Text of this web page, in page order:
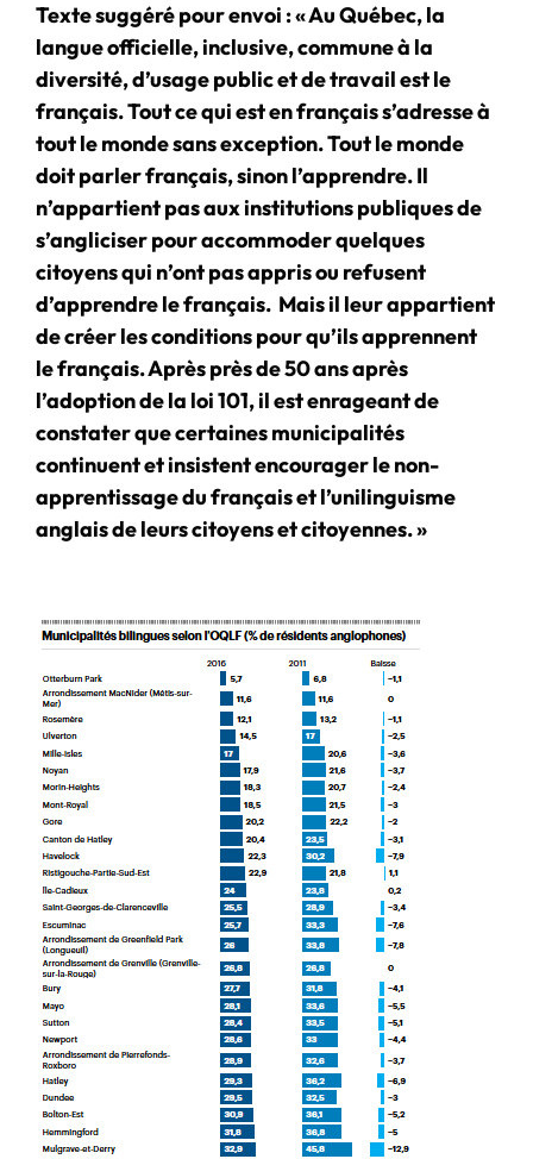
Texte suggéré pour envoi :« Au Québec, la
langue officielle, inclusive, commune à la
diversité, d’usage public et de travail est le
français. Tout ce qui est en français s’adresse à
tout le monde sans exception. Tout le monde
doit parler français, sinon l’apprendre. Il
n’appartient pas aux institutions publiques de
s’angliciser pour accommoder quelques
citoyens qui n’ont pas appris ou refusent
d’apprendre le français. Mais il leur appartient
de créer les conditions pour qu’ils apprennent
le français. Après près de 50 ans après
l’adoption de la loi 101, il est enrageant de
constater que certaines municipalités
continuent et insistent encourager le non-
apprentissage du français et l’unilinguisme
anglais de leurs citoyens et citoyennes. »